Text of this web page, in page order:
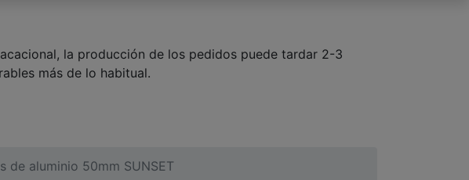
la producción de los pedidos puede tardar 2-3
más de lo habitual.
de aluminio 50mm SUNSET